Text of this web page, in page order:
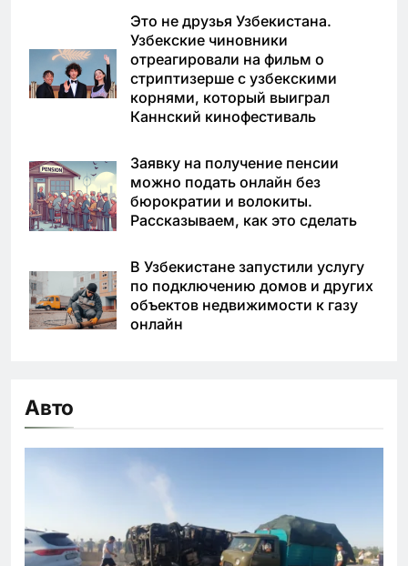
Это не друзья Узбекистана.
Узбекские чиновники
отреагировали на фильм о
стриптизерше с узбекскими
корнями, который выиграл
Каннский кинофестиваль
Заявку на получение пенсии
можно подать онлайн без
бюрократии и волокиты.
Рассказываем, как это сделать
В Узбекистане запустили услугу
по подключению домов и других
объектов недвижимости к газу
онлайн
Авто